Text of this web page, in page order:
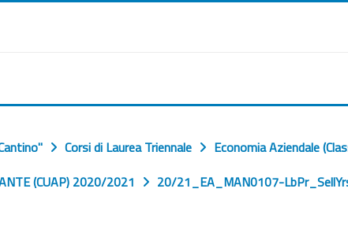
Corsi di Laurea Triennale Economia Aziendale
(CUAP) 2020/2021
20/21_EA_MAN0107-